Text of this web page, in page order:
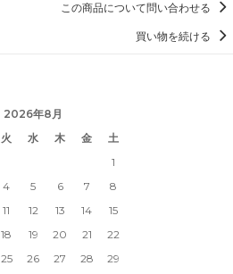
この商品について問い合わせる
買い物を続ける
2026年8月
火 水 木 金
土
1
4 5 6 7
8
11 12 13 14
15
18 19 20 21
22
25 26 27 28
29